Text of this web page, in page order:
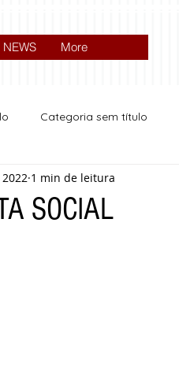
NEWS More
Categoria sem título
Política
SOCIAL
1 min de leitura